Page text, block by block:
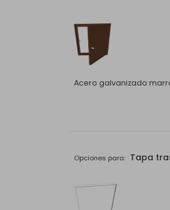
Acero galvanizado
Opciones para: Tapa